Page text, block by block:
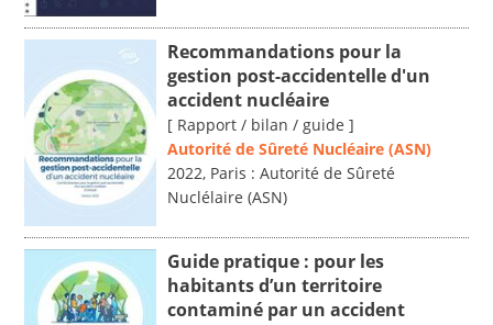
Recommandations pour la
gestion post-accidentelle d'un
accident nucléaire
[ Rapport / bilan / guide ]
Autorité de Sûreté Nucléaire (ASN)
2022, Paris : Autorité de Sûreté
Nuclélaire (ASN)
Guide pratique : pour les
habitants d’un territoire
contaminé par un accident